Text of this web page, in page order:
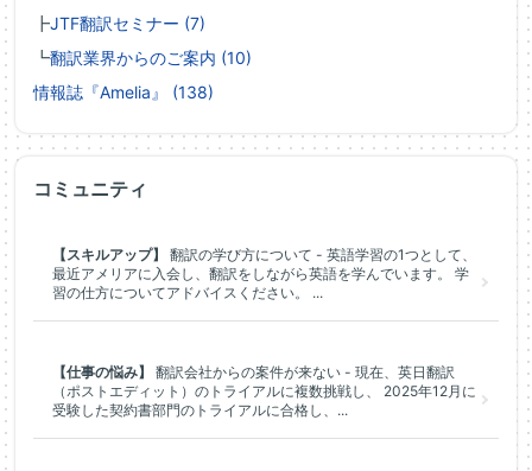
┣JTF翻訳セミナー (7)
┗翻訳業界からのご案内 (10)
情報誌『Amelia』 (138)
コミュニティ
【スキルアップ】
翻訳の学び方について - 英語学習の1つとして、
最近アメリアに入会し、翻訳をしながら英語を学んでいます。 学
習の仕方についてアドバイスください。 ...
【仕事の悩み】
翻訳会社からの案件が来ない - 現在、英日翻訳
（ポストエディット）のトライアルに複数挑戦し、 2025年12月に
受験した契約書部門のトライアルに合格し、...